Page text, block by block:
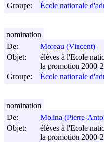
Groupe:
École nationale
De:
Moreau (Vincent)
Objet:
élèves à l'Ecole
la promotion 2000-
Groupe:
École nationale
nomination
De:
Molina (Pierre-
Objet:
élèves à l'Ecole
la promotion 2000-
nomination